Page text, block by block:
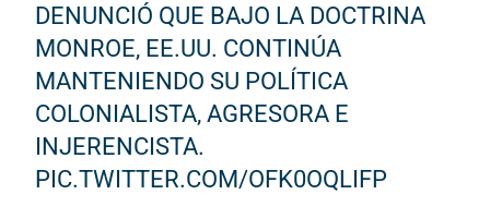
DENUNCIÓ QUE BAJO LA DOCTRINA
MONROE, EE.UU. CONTINÚA
MANTENIENDO SU POLÍTICA
COLONIALISTA, AGRESORA E
INJERENCISTA.
PIC.TWITTER.COM/OFK0OQLIFP